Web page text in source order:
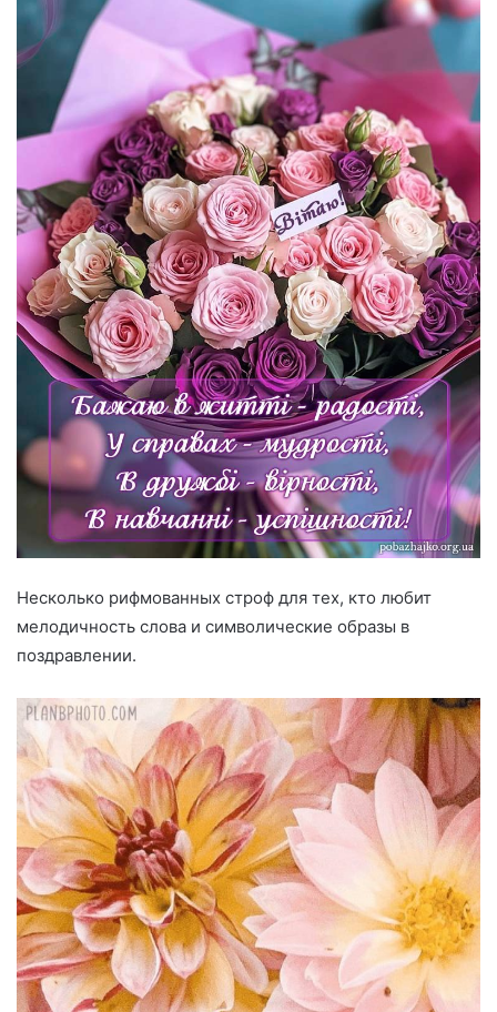
Несколько рифмованных строф для тех, кто любит
мелодичность слова и символические образы в
поздравлении.